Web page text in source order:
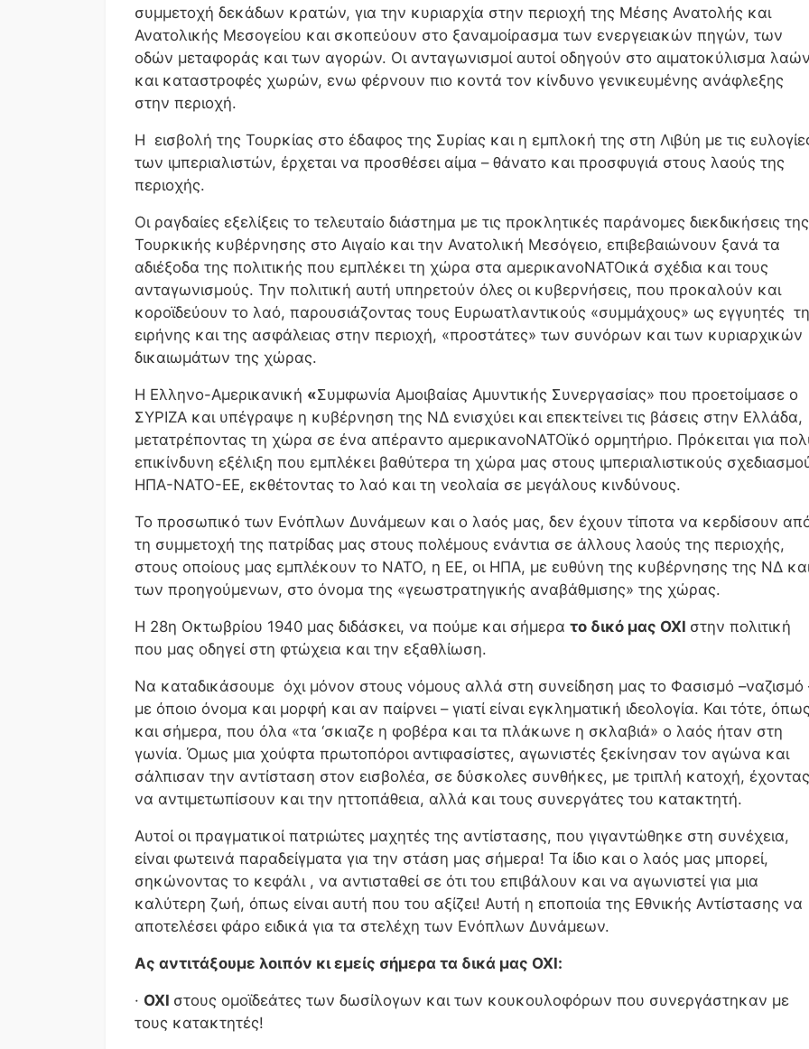
συμμετοχή δεκάδων κρατών, για την κυριαρχία στην περιοχή της Μέσης Ανατολής και
Ανατολικής Μεσογείου και σκοπεύουν στο ξαναμοίρασμα των ενεργειακών πηγών, των
οδών μεταφοράς και των αγορών. Οι ανταγωνισμοί αυτοί οδηγούν στο αιματοκύλισμα
και καταστροφές χωρών, ενω φέρνουν πιο κοντά τον κίνδυνο γενικευμένης ανάφλεξης
στην περιοχή.
Η εισβολή της Τουρκίας στο έδαφος της Συρίας και η εμπλοκή της στη Λιβύη με τις
των ιμπεριαλιστών, έρχεται να προσθέσει αίμα – θάνατο και προσφυγιά στους λαούς της
περιοχής.
Οι ραγδαίες εξελίξεις το τελευταίο διάστημα με τις προκλητικές παράνομες διεκδικήσεις της
Τουρκικής κυβέρνησης στο Αιγαίο και την Ανατολική Μεσόγειο, επιβεβαιώνουν ξανά τα
αδιέξοδα της πολιτικής που εμπλέκει τη χώρα στα αμερικανοΝΑΤΟικά σχέδια και τους
ανταγωνισμούς. Την πολιτική αυτή υπηρετούν όλες οι κυβερνήσεις, που προκαλούν και
κοροϊδεύουν το λαό, παρουσιάζοντας τους Ευρωατλαντικούς «συμμάχους» ως εγγυητές
ειρήνης και της ασφάλειας στην περιοχή, «προστάτες» των συνόρων και των κυριαρχικών
δικαιωμάτων της χώρας.
Η Ελληνο-Αμερικανική «Συμφωνία Αμοιβαίας Αμυντικής Συνεργασίας» που προετοίμασε ο
ΣΥΡΙΖΑ και υπέγραψε η κυβέρνηση της ΝΔ ενισχύει και επεκτείνει τις βάσεις στην Ελλάδα,
μετατρέποντας τη χώρα σε ένα απέραντο αμερικανοΝΑΤΟϊκό ορμητήριο. Πρόκειται για
επικίνδυνη εξέλιξη που εμπλέκει βαθύτερα τη χώρα μας στους ιμπεριαλιστικούς
ΗΠΑ-ΝΑΤΟ-ΕΕ, εκθέτοντας το λαό και τη νεολαία σε μεγάλους κινδύνους.
Το προσωπικό των Ενόπλων Δυνάμεων και ο λαός μας, δεν έχουν τίποτα να κερδίσουν
τη συμμετοχή της πατρίδας μας στους πολέμους ενάντια σε άλλους λαούς της περιοχής,
στους οποίους μας εμπλέκουν το ΝΑΤΟ, η ΕΕ, οι ΗΠΑ, με ευθύνη της κυβέρνησης της ΝΔ
των προηγούμενων, στο όνομα της «γεωστρατηγικής αναβάθμισης» της χώρας.
Η 28η Οκτωβρίου 1940 μας διδάσκει, να πούμε και σήμερα το δικό μας ΟΧΙ στην πολιτική
που μας οδηγεί στη φτώχεια και την εξαθλίωση.
Να καταδικάσουμε όχι μόνον στους νόμους αλλά στη συνείδηση μας το Φασισμό –ναζισμό
με όποιο όνομα και μορφή και αν παίρνει – γιατί είναι εγκληματική ιδεολογία. Και τότε,
και σήμερα, που όλα «τα ‘σκιαζε η φοβέρα και τα πλάκωνε η σκλαβιά» ο λαός ήταν στη
γωνία. Όμως μια χούφτα πρωτοπόροι αντιφασίστες, αγωνιστές ξεκίνησαν τον αγώνα και
σάλπισαν την αντίσταση στον εισβολέα, σε δύσκολες συνθήκες, με τριπλή κατοχή, έχοντας
να αντιμετωπίσουν και την ηττοπάθεια, αλλά και τους συνεργάτες του κατακτητή.
Αυτοί οι πραγματικοί πατριώτες μαχητές της αντίστασης, που γιγαντώθηκε στη συνέχεια,
είναι φωτεινά παραδείγματα για την στάση μας σήμερα! Τα ίδιο και ο λαός μας μπορεί,
σηκώνοντας το κεφάλι , να αντισταθεί σε ότι του επιβάλουν και να αγωνιστεί για μια
καλύτερη ζωή, όπως είναι αυτή που του αξίζει! Αυτή η εποποιία της Εθνικής Αντίστασης να
αποτελέσει φάρο ειδικά για τα στελέχη των Ενόπλων Δυνάμεων.
Ας αντιτάξουμε λοιπόν κι εμείς σήμερα τα δικά μας ΟΧΙ:
· ΟΧΙ στους ομοϊδεάτες των δωσίλογων και των κουκουλοφόρων που συνεργάστηκαν με
τους κατακτητές!